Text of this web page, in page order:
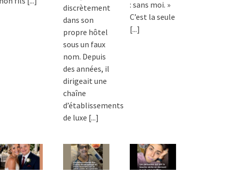
discrètement
dans son
propre hôtel
sous un faux
nom. Depuis
des années, il
dirigeait une
chaîne
d’établissements
de luxe [...]
: sans moi. »
C’est la seule
[...]